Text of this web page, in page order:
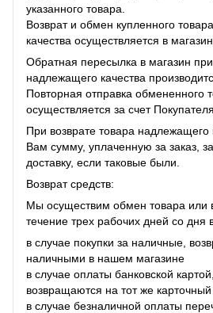
указанного товара.
Возврат и обмен купленного
качества осуществляется в
Обратная пересылка в магазин при
надлежащего качества
Повторная отправка обмененного
осуществляется за счет Покупателя.
При возврате товара
Вам сумму, уплаченную за заказ,
доставку, если таковые были.
Возврат средств:
Мы осуществим обмен товара или
течение трех рабочих дней со дня
в случае покупки за наличные,
наличными в нашем магазине
в случае оплаты банковской
возвращаются на тот же карточный
в случае безналичной оплаты